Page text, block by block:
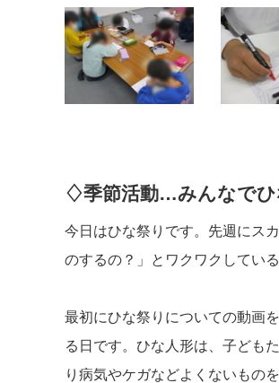
♢季節活動…みんなでひ
今日はひな祭りです。先週にス
のするの？」とワクワクしてい
最初にひな祭りについての動画
る日です。ひな人形は、子ども
り病気やケガなどよくないもの